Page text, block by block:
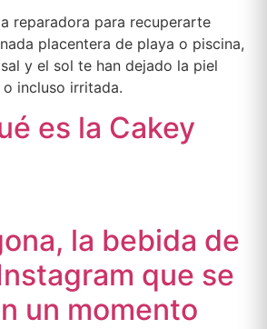
reparadora para recuperarte
placentera de playa o piscina,
y el sol te han dejado la piel
incluso irritada.
es la Cakey
la bebida de
que se
un momento